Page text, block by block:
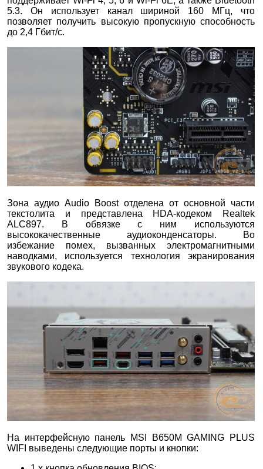
5.3. Он использует канал шириной 160 МГц, что
позволяет получить высокую пропускную способность
до 2,4 Гбит/с.
Зона аудио Audio Boost отделена от основной части
текстолита и представлена HDA-кодеком Realtek
ALC897. В обвязке с ним используются
высококачественные аудиоконденсаторы. Во
избежание помех, вызванных электромагнитными
наводками, используется технология экранирования
звукового кодека.
На интерфейсную панель MSI B650M GAMING PLUS
WIFI выведены следующие порты и кнопки: